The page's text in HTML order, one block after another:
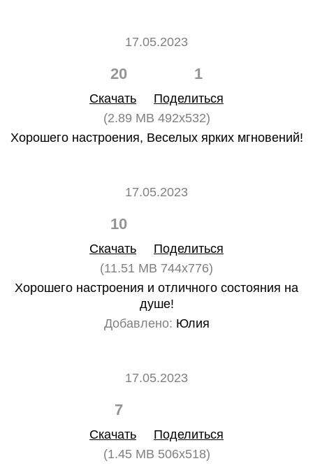
17.05.2023
20 1
Скачать
Поделиться
(2.89 MB 492x532)
Хорошего настроения, Веселых ярких мгновений!
17.05.2023
10
Скачать
Поделиться
(11.51 MB 744x776)
Хорошего настроения и отличного состояния на
душе!
Добавлено: Юлия
17.05.2023
7
Скачать
Поделиться
(1.45 MB 506x518)